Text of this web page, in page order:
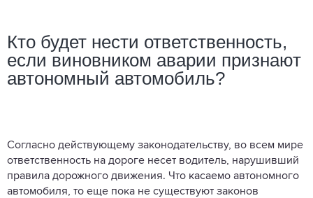
Кто будет нести ответственность,
если виновником аварии признают
автономный автомобиль?
Согласно действующему законодательству, во всем мире
ответственность на дороге несет водитель, нарушивший
правила дорожного движения. Что касаемо автономного
автомобиля, то еще пока не существуют законов